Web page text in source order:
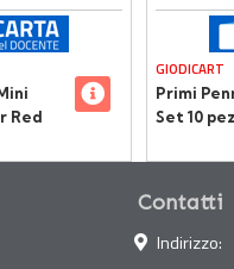
Red
GIODICART
Primi
Set 10
Contatti
Indirizzo: